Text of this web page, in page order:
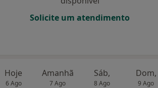
Solicite um atendimento
Hoje
6 Ago
Amanhã
7 Ago
Sáb,
8 Ago
Dom,
9 Ago